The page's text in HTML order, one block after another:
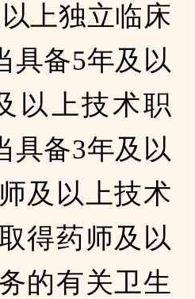
上独立临床
具备5年及以
以上技术职
具备3年及以
及以上技术
得药师及以
的有关卫生